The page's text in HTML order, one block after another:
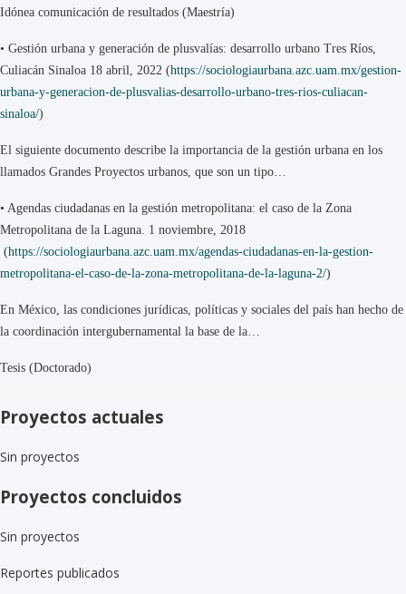
Idónea comunicación de resultados (Maestría)
• Gestión urbana y generación de plusvalías: desarrollo urbano Tres Ríos,
Culiacán Sinaloa 18 abril, 2022 (https://sociologiaurbana.azc.uam.mx/gestion-
urbana-y-generacion-de-plusvalias-desarrollo-urbano-tres-rios-culiacan-
sinaloa/)
El siguiente documento describe la importancia de la gestión urbana en los
llamados Grandes Proyectos urbanos, que son un tipo…
• Agendas ciudadanas en la gestión metropolitana: el caso de la Zona
Metropolitana de la Laguna. 1 noviembre, 2018
(https://sociologiaurbana.azc.uam.mx/agendas-ciudadanas-en-la-gestion-
metropolitana-el-caso-de-la-zona-metropolitana-de-la-laguna-2/)
En México, las condiciones jurídicas, políticas y sociales del país han hecho de
la coordinación intergubernamental la base de la…
Tesis (Doctorado)
Proyectos actuales
Sin proyectos
Proyectos concluidos
Sin proyectos
Reportes publicados